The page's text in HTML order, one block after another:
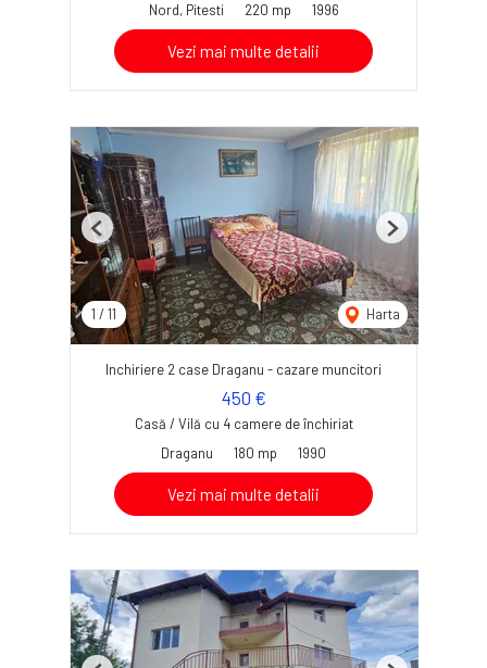
Nord, Pitesti
220 mp 1996
Vezi mai multe detalii
1 / 11 Harta
Previous Next
Inchiriere 2 case Draganu - cazare muncitori
450 €
Casă / Vilă cu 4 camere de închiriat
Draganu
180 mp 1990
Vezi mai multe detalii